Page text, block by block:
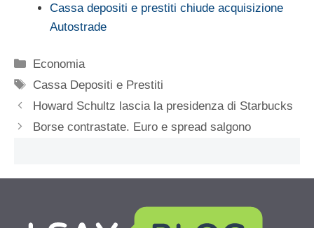
Cassa depositi e prestiti chiude acquisizione
Autostrade
Categorie
Economia
Tag
Cassa Depositi e Prestiti
Howard Schultz lascia la presidenza di Starbucks
Borse contrastate. Euro e spread salgono